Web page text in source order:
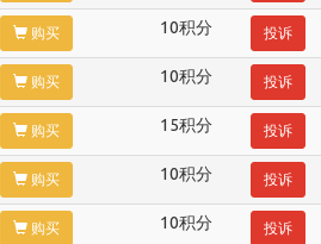
购买 10积分 投诉
购买 10积分 投诉
购买 15积分 投诉
购买 10积分 投诉
购买 10积分 投诉